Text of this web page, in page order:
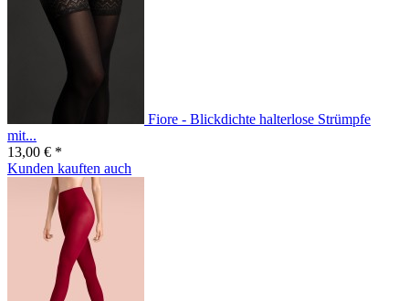
Fiore - Blickdichte halterlose Strümpfe
mit...
13,00 € *
Kunden kauften auch